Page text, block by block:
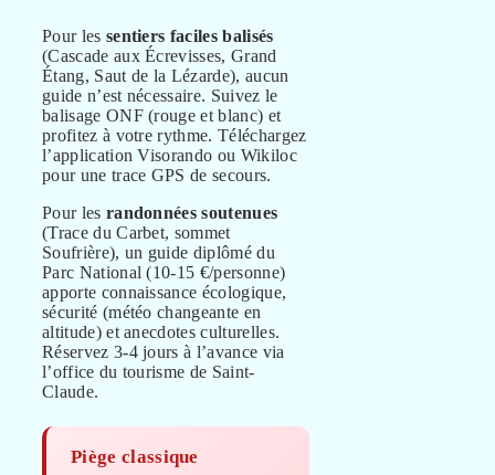
Pour les sentiers faciles balisés
(Cascade aux Écrevisses, Grand
Étang, Saut de la Lézarde), aucun
guide n’est nécessaire. Suivez le
balisage ONF (rouge et blanc) et
profitez à votre rythme. Téléchargez
l’application Visorando ou Wikiloc
pour une trace GPS de secours.
Pour les randonnées soutenues
(Trace du Carbet, sommet
Soufrière), un guide diplômé du
Parc National (10-15 €/personne)
apporte connaissance écologique,
sécurité (météo changeante en
altitude) et anecdotes culturelles.
Réservez 3-4 jours à l’avance via
l’office du tourisme de Saint-
Claude.
Piège classique